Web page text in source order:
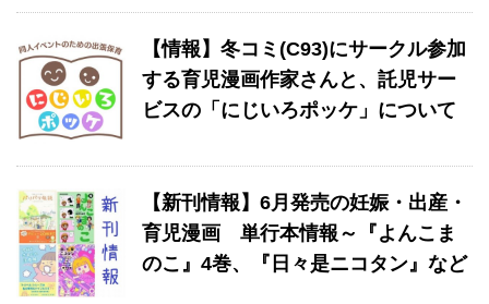
【情報】冬コミ(C93)にサークル参加
する育児漫画作家さんと、託児サー
ビスの「にじいろポッケ」について
【新刊情報】6月発売の妊娠・出産・
育児漫画 単行本情報～『よんこま
のこ』4巻、『日々是ニコタン』など